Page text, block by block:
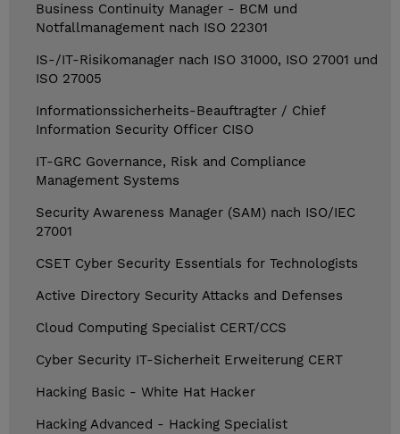
Business Continuity Manager - BCM und
Notfallmanagement nach ISO 22301
IS-/IT-Risikomanager nach ISO 31000, ISO 27001 und
ISO 27005
Informationssicherheits-Beauftragter / Chief
Information Security Officer CISO
IT-GRC Governance, Risk and Compliance
Management Systems
Security Awareness Manager (SAM) nach ISO/IEC
27001
CSET Cyber Security Essentials for Technologists
Active Directory Security Attacks and Defenses
Cloud Computing Specialist CERT/CCS
Cyber Security IT-Sicherheit Erweiterung CERT
Hacking Basic - White Hat Hacker
Hacking Advanced - Hacking Specialist